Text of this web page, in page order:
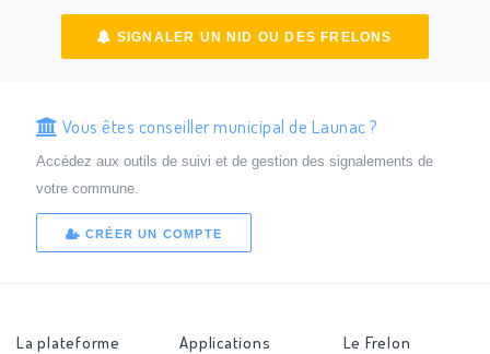
SIGNALER UN NID OU DES FRELONS
Vous êtes conseiller municipal de Launac ?
Accédez aux outils de suivi et de gestion des signalements de
votre commune.
CRÉER UN COMPTE
La plateforme
Applications
Le Frelon